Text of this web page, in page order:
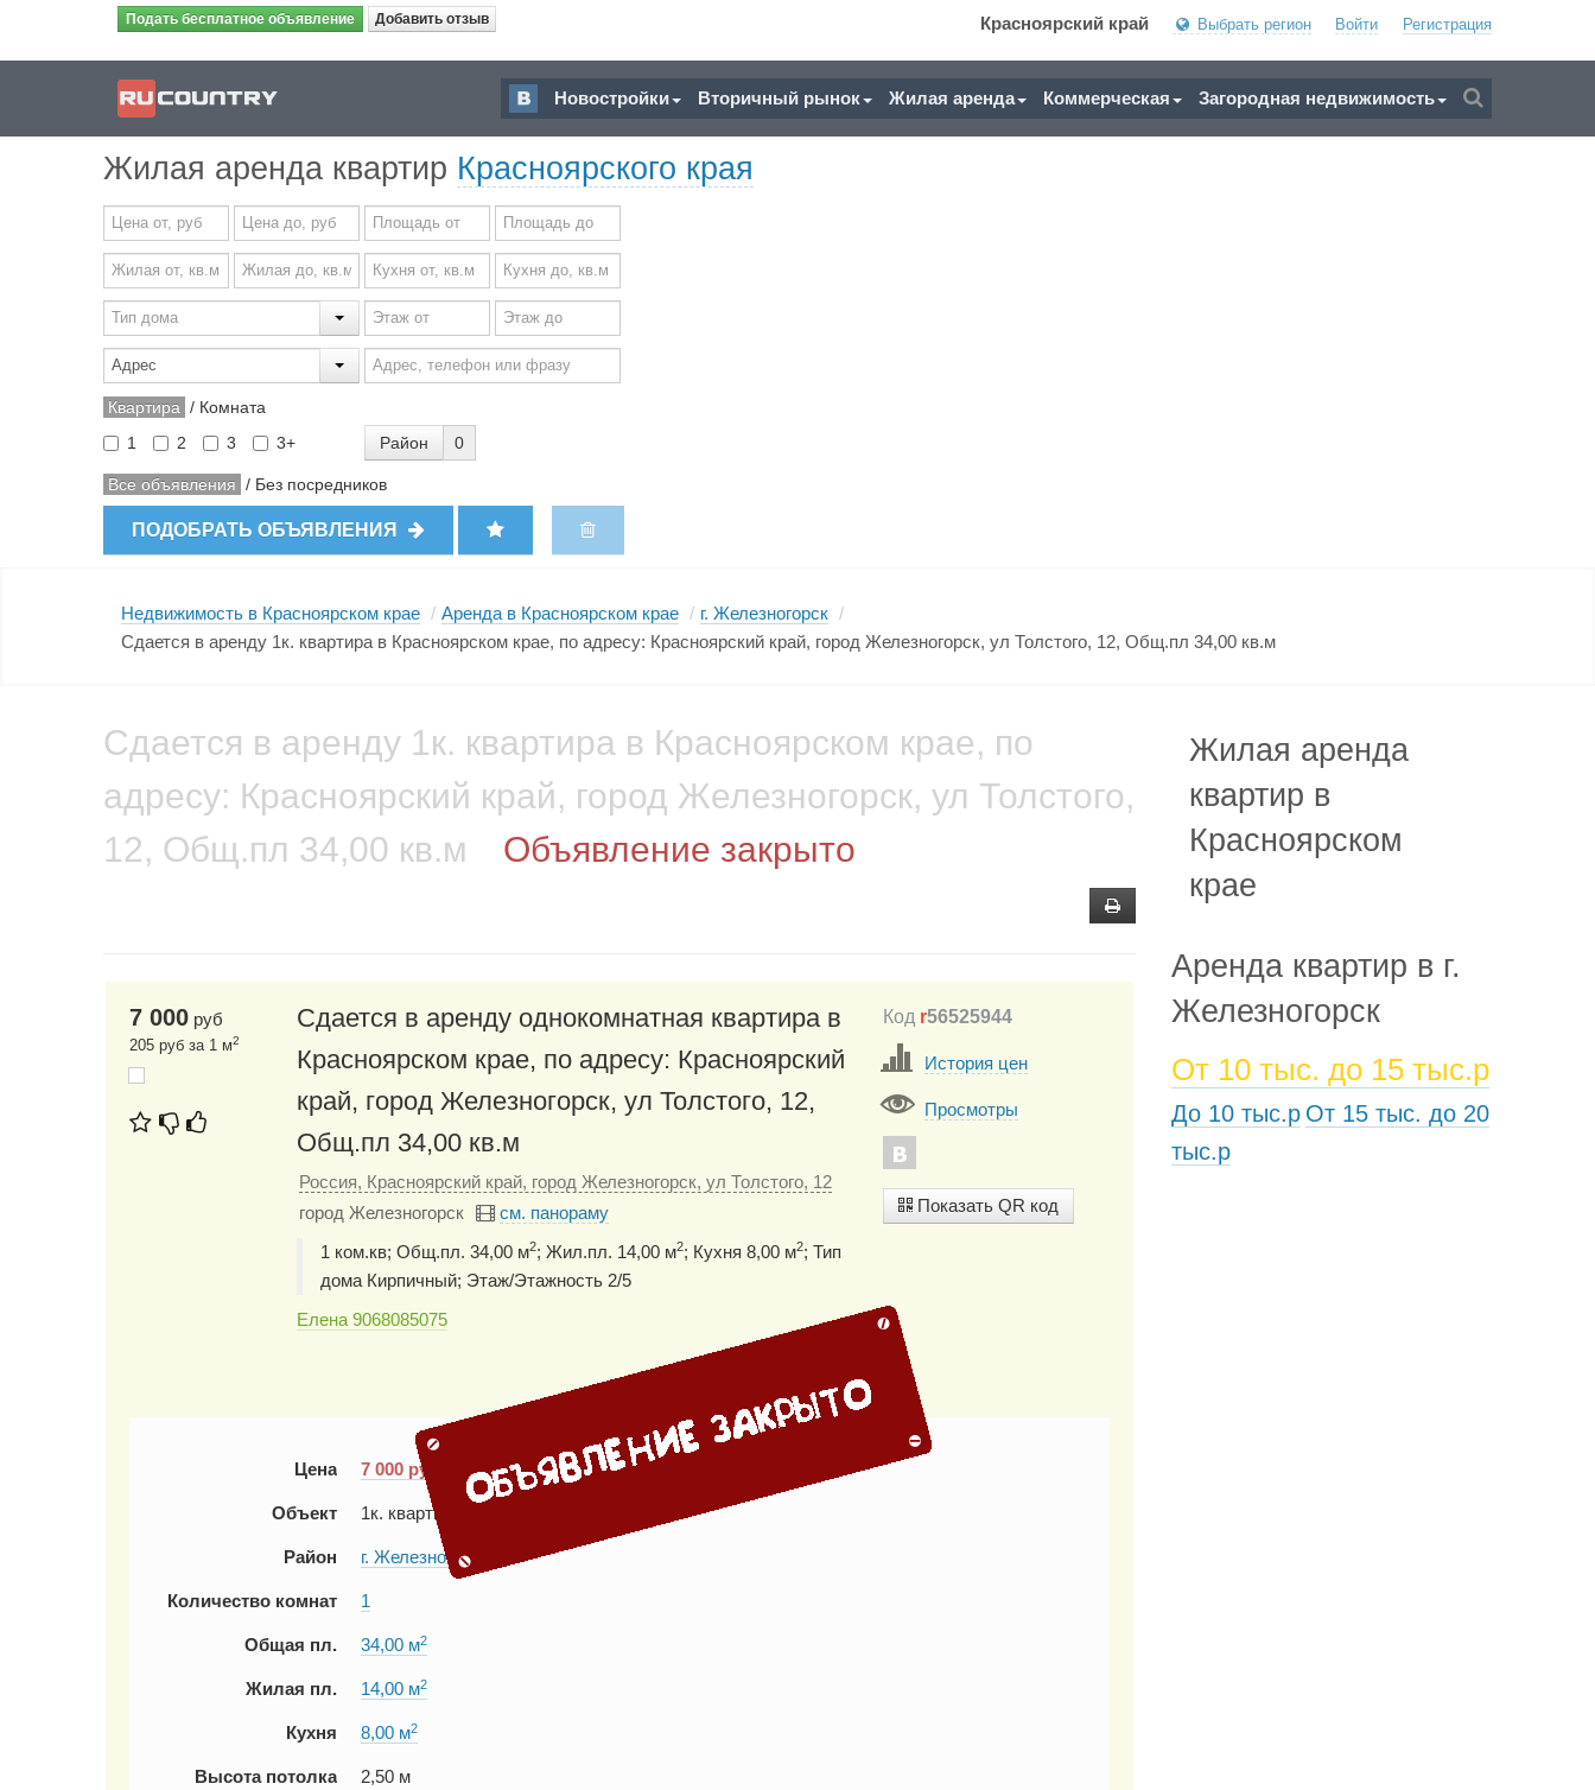
Подать бесплатное объявление Добавить отзыв Красноярский край Выбрать регион Войти Регистрация
Новостройки Вторичный рынок Жилая аренда Коммерческая Загородная недвижимость
Жилая аренда квартир Красноярского края
Квартира / Комната
1
2 3 3+ Район 0
Все объявления / Без посредников
ПОДОБРАТЬ ОБЪЯВЛЕНИЯ
Недвижимость в Красноярском крае / Аренда в Красноярском крае / г. Железногорск /
Сдается в аренду 1к. квартира в Красноярском крае, по адресу: Красноярский край, город Железногорск, ул Толстого, 12, Общ.пл 34,00 кв.м
Сдается в аренду 1к. квартира в Красноярском крае, по
адресу: Красноярский край, город Железногорск, ул Толстого,
12, Общ.пл 34,00 кв.м
Объявление закрыто
7 000 руб
205 руб за 1 м2
Сдается в аренду однокомнатная квартира в
Красноярском крае, по адресу: Красноярский
край, город Железногорск, ул Толстого, 12,
Общ.пл 34,00 кв.м
Россия, Красноярский край, город Железногорск, ул Толстого, 12
город Железногорск
см. панораму
1 ком.кв; Общ.пл. 34,00 м2; Жил.пл. 14,00 м2; Кухня 8,00 м2; Тип
дома Кирпичный; Этаж/Этажность 2/5
Елена 9068085075
Код r56525944
История цен
Просмотры
Показать QR код
Цена 7 000 руб в месяц)
Объект 1к. квартира
Район г. Железногорск
Количество комнат 1
Общая пл. 34,00 м2
Жилая пл. 14,00 м2
Кухня 8,00 м2
Высота потолка 2,50 м
Жилая аренда
квартир в
Красноярском
крае
Аренда квартир в г.
Железногорск
От 10 тыс. до 15 тыс.р
До 10 тыс.р От 15 тыс. до 20
тыс.р